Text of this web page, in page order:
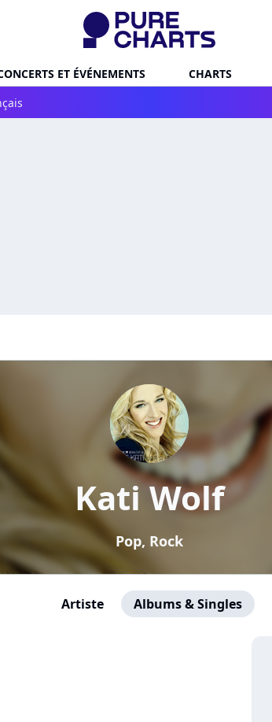
ET ÉVÉNEMENTS CHARTS
Kati Wolf
Pop, Rock
Artiste Albums & Singles